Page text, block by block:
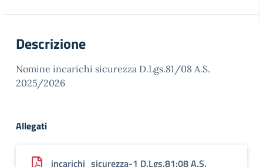
Descrizione
Nomine incarichi sicurezza D.Lgs.81/08 A.S.
2025/2026
Allegati
incarichi_sicurezza-1 D.Lgs.81:08 A.S.